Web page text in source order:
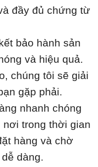
đầy đủ chứng từ
bảo hành sản
và hiệu quả.
chúng tôi sẽ giải
gặp phải.
nhanh chóng
nơi trong thời gian
hàng và chờ
dàng.